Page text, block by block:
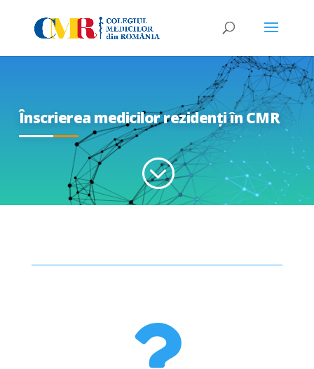
Înscrierea medicilor rezidenți în CMR
;